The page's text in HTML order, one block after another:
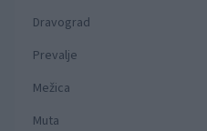
Dravograd
Prevalje
Mežica
Muta